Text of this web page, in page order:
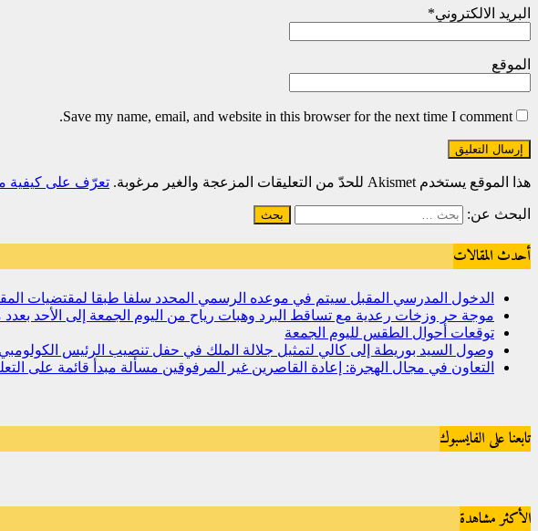
البريد الالكتروني*
الموقع
Save my name, email, and website in this browser for the next time I comment.
هذا الموقع يستخدم Akismet للحدّ من التعليقات المزعجة والغير مرغوبة. تعرّف على كيفية
البحث عن:
أحدث المقالات
الدخول المدرسي المقبل سیتم في موعده الرسمي المحدد سلفا طبقا لمقتضیات المقرر
موجة حر وزخات رعدية مع تساقط البرد وهبات رياح من اليوم الجمعة إلى الأحد
توقعات أحوال الطقس لليوم الجمعة
وصول السيد بوريطة إلى كالي لتمثيل جلالة الملك في حفل تنصيب الرئيس الكولومبي
التعاون في مجال الهجرة: إعادة القاصرين غير المرفوقين مسألة مبدأ قائمة على
تابعنا على الفايسبوك
الأكثر مشاهدة